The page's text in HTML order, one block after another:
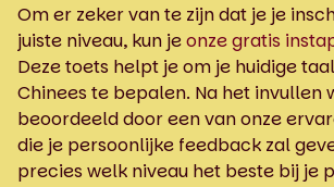
Om er zeker van te zijn dat je je
juiste niveau, kun jeonze gratis
Deze toets helpt je om je huidige
Chinees te bepalen. Na het invullen
beoordeeld door een van onze
die je persoonlijke feedback zal
precies welk niveau het beste bij je